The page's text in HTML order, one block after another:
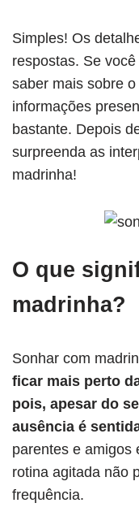
Simples! Os
respostas. Se
saber mais sobre
informações
bastante. Depois
surpreenda as
madrinha!
O que
madrinha?
Sonhar com
ficar mais perto
pois, apesar do
ausência é
parentes e amigos
rotina agitada não
frequência.